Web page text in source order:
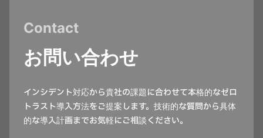
Contact
お問い合わせ
インシデント対応から貴社の課題に合わせて本格的なゼロ
トラスト導入方法をご提案します。技術的な質問から具体
的な導入計画までお気軽にご相談ください。